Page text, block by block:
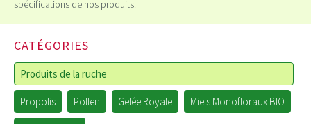
spécifications de nos produits.
CATÉGORIES
Produits de la ruche
Propolis Pollen Gelée Royale Miels Monofloraux BIO